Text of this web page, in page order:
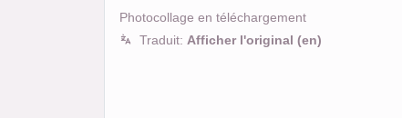
Photocollage en téléchargement
Traduit: Afficher l'original (en)